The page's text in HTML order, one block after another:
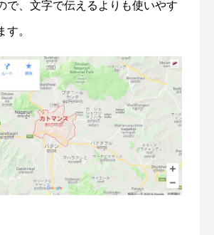
で、文字で伝えるよりも使いやす
す。